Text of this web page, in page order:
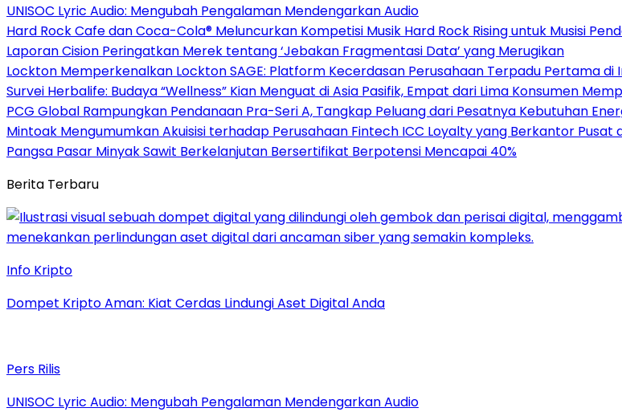
UNISOC Lyric Audio: Mengubah Pengalaman Mendengarkan Audio
Hard Rock Cafe dan Coca-Cola® Meluncurkan Kompetisi Musik Hard Rock Rising untuk Musisi
Laporan Cision Peringatkan Merek tentang ‘Jebakan Fragmentasi Data’ yang Merugikan
Lockton Memperkenalkan Lockton SAGE: Platform Kecerdasan Perusahaan Terpadu Pertama di
Survei Herbalife: Budaya “Wellness” Kian Menguat di Asia Pasifik, Empat dari Lima Konsumen
PCG Global Rampungkan Pendanaan Pra-Seri A, Tangkap Peluang dari Pesatnya Kebutuhan
Mintoak Mengumumkan Akuisisi terhadap Perusahaan Fintech ICC Loyalty yang Berkantor Pusat
Pangsa Pasar Minyak Sawit Berkelanjutan Bersertifikat Berpotensi Mencapai 40%
Berita Terbaru
Info Kripto
Dompet Kripto Aman: Kiat Cerdas Lindungi Aset Digital Anda
Pers Rilis
UNISOC Lyric Audio: Mengubah Pengalaman Mendengarkan Audio